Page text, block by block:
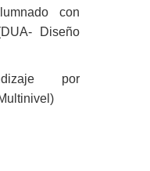
con
Diseño
por